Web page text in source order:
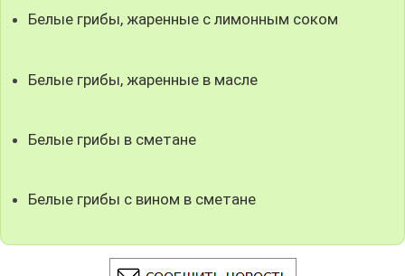
Белые грибы, жаренные с лимонным соком
Белые грибы, жаренные в масле
Белые грибы в сметане
Белые грибы с вином в сметане